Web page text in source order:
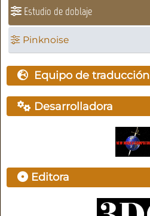
Estudio de doblaje
Pinknoise
Equipo de traducción
Desarrolladora
Editora